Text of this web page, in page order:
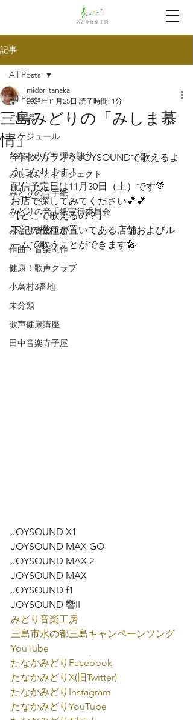
記事
All Posts
ご挨拶
スケジュール
たなかみどり弾き語り
みしまびとプロジェクト
みどりの音手紙
みどりの音手紙実行委員会
みどり音楽工房
作曲・音楽制作
健康！歌声クラブ
小鳥村3番地
未分類
歌声健康講座
田中音楽寺子屋
All Posts
三島みどりの「みしま慕
情」
midori tanaka
2024年11月25日 読了時間: 1分
全国のカラオケJOYSOUNDで歌えるよ
うになります！
配信予定日は11月30日（土）です💚
お店で探してみてください💕💕
【どこで歌えるの？】
下記の機種が置いてある店舗およびル
ームで歌うことができます🎤
JOYSOUND X1
JOYSOUND MAX GO
JOYSOUND MAX 2
JOYSOUND MAX
JOYSOUND f1
JOYSOUND 響II
みどり音楽工房
三島市水の都三島キャンペーンソング
YouTube
たなかみどり Facebook
たなかみどり X(旧Twitter)
たなかみどり Instagram
たなかみどり YouTube